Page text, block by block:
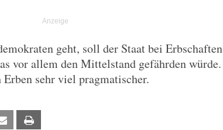
geht, soll der Staat bei Erbschaften
vor allem den Mittelstand gefährden würde.
sehr viel pragmatischer.
Email